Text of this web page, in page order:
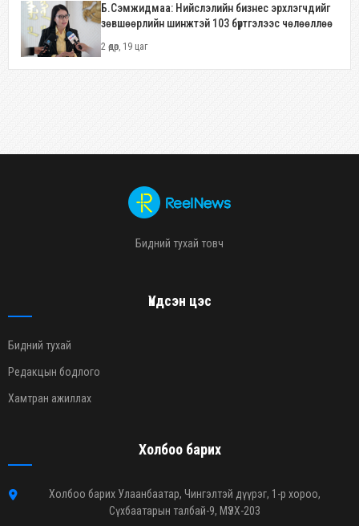
Б.Сэмжидмаа: Нийслэлийн бизнес эрхлэгчдийг
зөвшөөрлийн шинжтэй 103 бүртгэлээс чөлөөллөө
2 өдөр, 19 цаг
Бидний тухай товч
Үндсэн цэс
Бидний тухай
Редакцын бодлого
Хамтран ажиллах
Холбоо барих
Холбоо барих Улаанбаатар, Чингэлтэй дүүрэг, 1-р хороо,
Сүхбаатарын талбай-9, МҮЭХ-203